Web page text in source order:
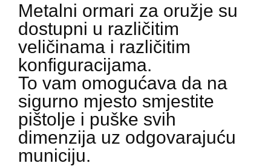
Metalni ormari za oružje su
dostupni u različitim
veličinama i različitim
konfiguracijama.
To vam omogućava da na
sigurno mjesto smjestite
pištolje i puške svih
dimenzija uz odgovarajuću
municiju.